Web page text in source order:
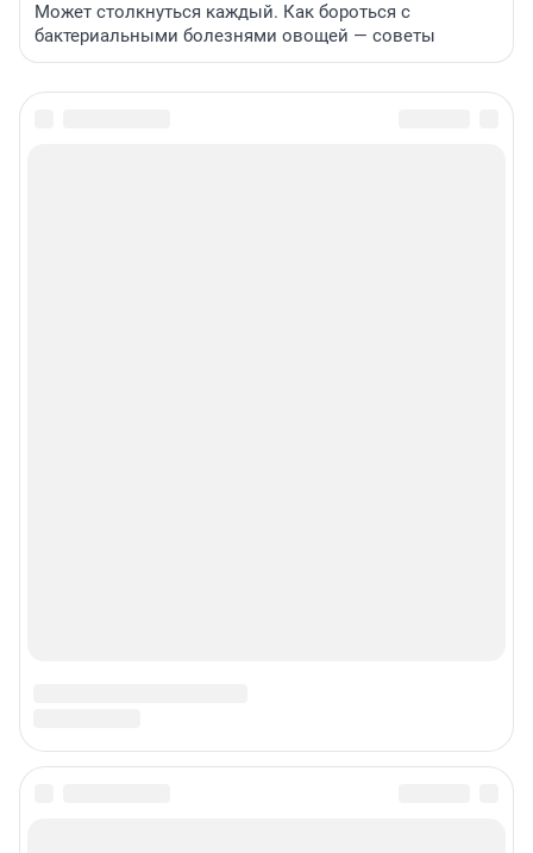
Может столкнуться каждый. Как бороться с
бактериальными болезнями овощей — советы